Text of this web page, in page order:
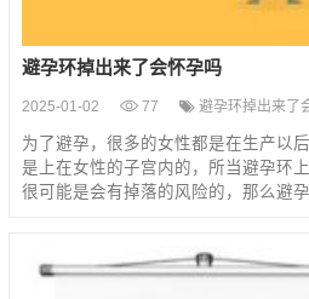
避孕环掉出来了会怀孕吗
2025-01-02 77 避孕环掉出来了
为了避孕，很多的女性都是在生产以
是上在女性的子宫内的，所当避孕环
很可能是会有掉落的风险的，那么避